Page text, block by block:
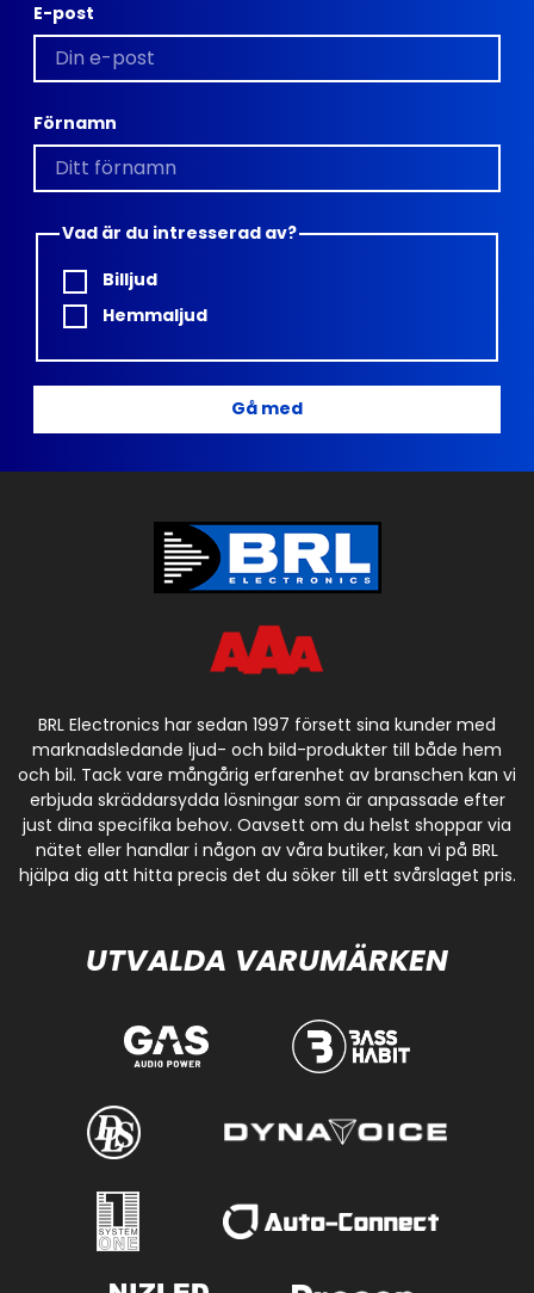
E-post
Förnamn
Vad är du intresserad av?
Billjud
Hemmaljud
Gå med
BRL Electronics har sedan 1997 försett sina kunder med
marknadsledande ljud- och bild-produkter till både hem
och bil. Tack vare mångårig erfarenhet av branschen kan vi
erbjuda skräddarsydda lösningar som är anpassade efter
just dina specifika behov. Oavsett om du helst shoppar via
nätet eller handlar i någon av våra butiker, kan vi på BRL
hjälpa dig att hitta precis det du söker till ett svårslaget pris.
UTVALDA VARUMÄRKEN